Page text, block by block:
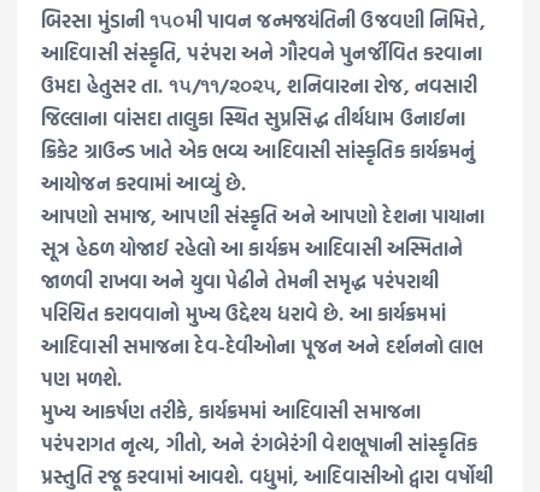
બિરસા મુંડાની ૧૫૦મી પાવન જન્મજયંતિની ઉજવણી નિમિત્તે,
આદિવાસી સંસ્કૃતિ, પરંપરા અને ગૌરવને પુનર્જીવિત કરવાના
ઉમદા હેતુસર તા. ૧૫/૧૧/૨૦૨૫, શનિવારના રોજ, નવસારી
જિલ્લાના વાંસદા તાલુકા સ્થિત સુપ્રસિદ્ધ તીર્થધામ ઉનાઈના
ક્રિકેટ ગ્રાઉન્ડ ખાતે એક ભવ્ય આદિવાસી સાંસ્કૃતિક કાર્યક્રમનું
આયોજન કરવામાં આવ્યું છે.
આપણો સમાજ, આપણી સંસ્કૃતિ અને આપણો દેશના પાયાના
સૂત્ર હેઠળ યોજાઈ રહેલો આ કાર્યક્રમ આદિવાસી અસ્મિતાને
જાળવી રાખવા અને યુવા પેઢીને તેમની સમૃદ્ધ પરંપરાથી
પરિચિત કરાવવાનો મુખ્ય ઉદ્દેશ્ય ધરાવે છે. આ કાર્યક્રમમાં
આદિવાસી સમાજના દેવ-દેવીઓના પૂજન અને દર્શનનો લાભ
પણ મળશે.
મુખ્ય આકર્ષણ તરીકે, કાર્યક્રમમાં આદિવાસી સમાજના
પરંપરાગત નૃત્ય, ગીતો, અને રંગબેરંગી વેશભૂષાની સાંસ્કૃતિક
પ્રસ્તુતિ રજૂ કરવામાં આવશે. વધુમાં, આદિવાસીઓ દ્વારા વર્ષોથી